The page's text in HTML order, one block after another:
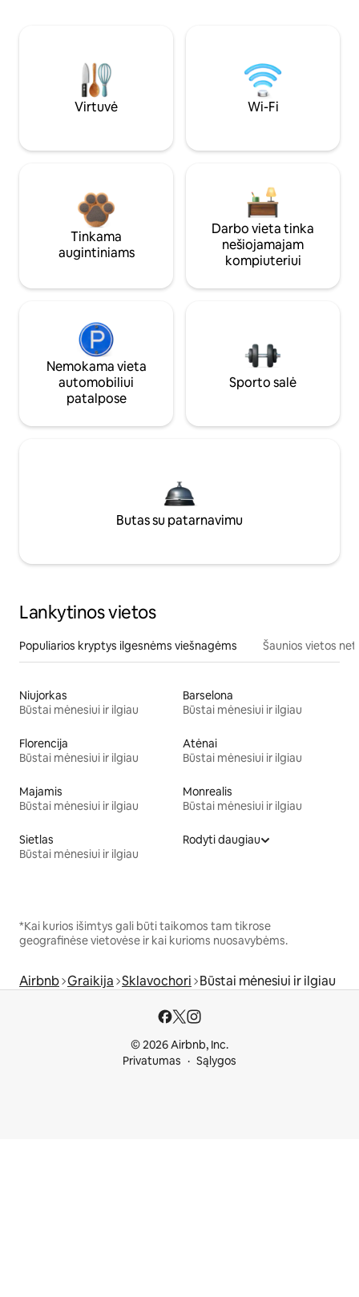
Virtuvė Wi-Fi
Tinkama
augintiniams
Darbo vieta tinka
nešiojamajam
kompiuteriui
Nemokama vieta
automobiliui
patalpose
Sporto salė
Butas su patarnavimu
Lankytinos vietos
Populiarios kryptys ilgesnėms viešnagėms Šaunios vietos
Niujorkas
Būstai mėnesiui ir ilgiau
Barselona
Būstai mėnesiui ir ilgiau
Florencija
Būstai mėnesiui ir ilgiau
Atėnai
Būstai mėnesiui ir ilgiau
Majamis
Būstai mėnesiui ir ilgiau
Monrealis
Būstai mėnesiui ir ilgiau
Sietlas
Būstai mėnesiui ir ilgiau
Rodyti daugiau
*Kai kurios išimtys gali būti taikomos tam tikrose
geografinėse vietovėse ir kai kurioms nuosavybėms.
Airbnb Graikija Sklavochori Būstai mėnesiui ir ilgiau
© 2026 Airbnb, Inc.
Privatumas
Sąlygos